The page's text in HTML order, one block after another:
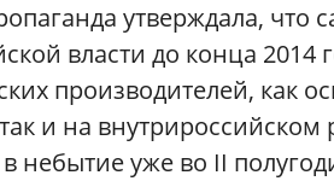
утверждала, что
власти до конца
производителей, как
и на внутрироссийском
небытие уже во II